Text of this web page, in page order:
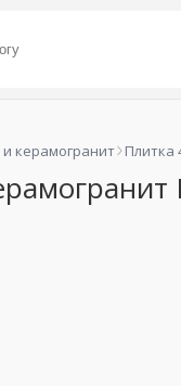
керамогранит Плитка